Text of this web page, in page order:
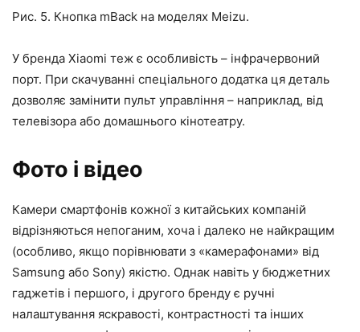
Рис. 5. Кнопка mBack на моделях Meizu.
У бренда Xiaomi теж є особливість – інфрачервоний
порт. При скачуванні спеціального додатка ця деталь
дозволяє замінити пульт управління – наприклад, від
телевізора або домашнього кінотеатру.
Фото і відео
Камери смартфонів кожної з китайських компаній
відрізняються непоганим, хоча і далеко не найкращим
(особливо, якщо порівнювати з «камерафонами» від
Samsung або Sony) якістю. Однак навіть у бюджетних
гаджетів і першого, і другого бренду є ручні
налаштування яскравості, контрастності та інших